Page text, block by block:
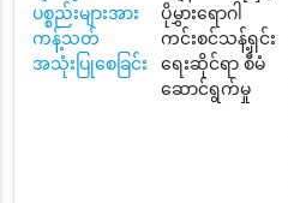
ပစ္စည်းများအား
ကန့်သတ်
အသုံးပြုစေခြင်း
ပိုမွှားရောဂါ
ကင်းစင်သန့်ရှင်း
ရေးဆိုင်ရာ စီမံ
ဆောင်ရွက်မှု